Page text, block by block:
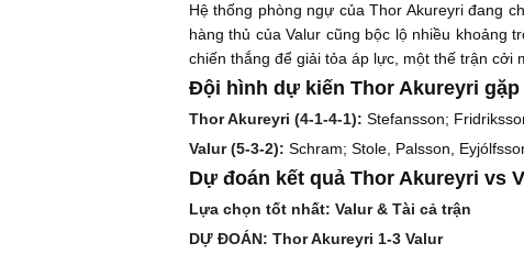
Hệ thống phòng ngự của Thor Akureyri đang
hàng thủ của Valur cũng bộc lộ nhiều khoảng
chiến thắng để giải tỏa áp lực, một thế trận cởi
Đội hình dự kiến Thor Akureyri gặp
Thor Akureyri (4-1-4-1): Stefansson;
Valur (5-3-2): Schram; Stole, Palsson,
Dự đoán kết quả Thor Akureyri vs
Lựa chọn tốt nhất: Valur & Tài cả trận
DỰ ĐOÁN: Thor Akureyri 1-3 Valur